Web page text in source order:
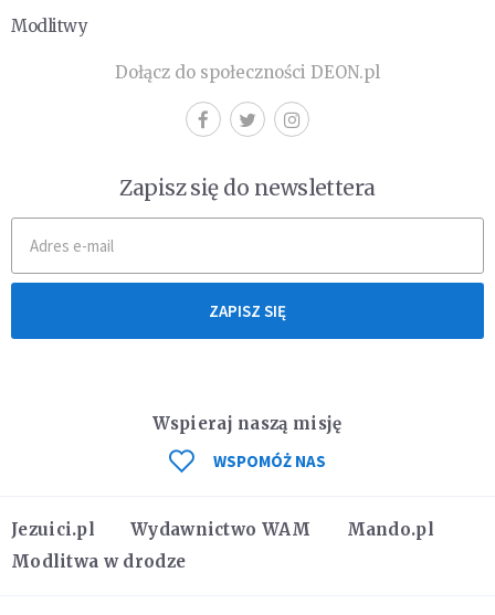
Modlitwy
Dołącz do społeczności DEON.pl
Zapisz się do newslettera
ZAPISZ SIĘ
Jezuici.pl Wydawnictwo WAM
Mando.pl
Modlitwa w drodze
Wspieraj naszą misję
WSPOMÓŻ NAS